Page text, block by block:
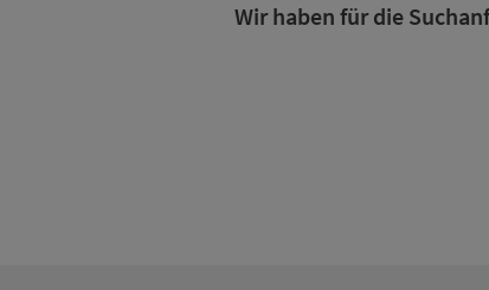
Wir haben für die